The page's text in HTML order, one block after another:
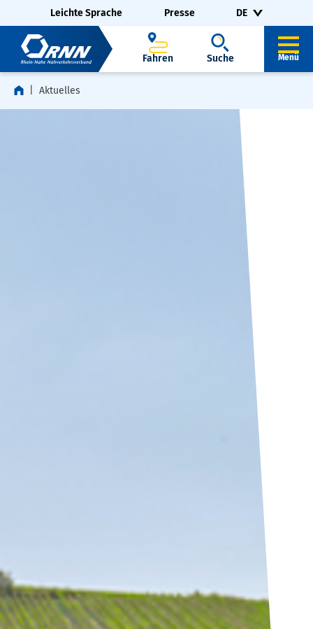
Navigation überspringen
Zur Fußzeile springen
Leichte Sprache Presse DE
Fahren Suche Menü
Aktuelles